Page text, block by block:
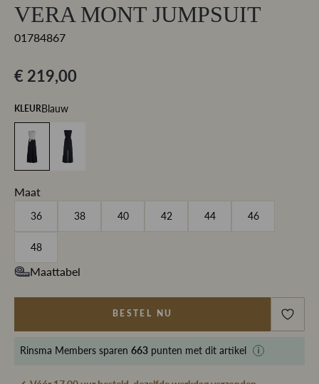
VERA MONT JUMPSUIT
01784867
€ 219,00
KLEURBlauw
Maat
36 38 40 42 44 46
48
Maattabel
BESTEL NU
Rinsma Members sparen 663 punten met dit artikel